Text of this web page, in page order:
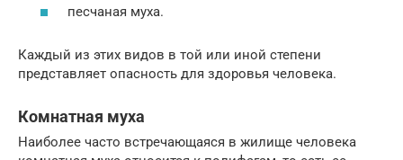
песчаная муха.
Каждый из этих видов в той или иной степени
представляет опасность для здоровья человека.
Комнатная муха
Наиболее часто встречающаяся в жилище человека